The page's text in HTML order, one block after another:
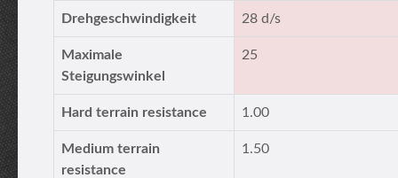
Drehgeschwindigkeit 28 d/s
Maximale
Steigungswinkel
25
Hard terrain resistance 1.00
Medium terrain
resistance
1.50